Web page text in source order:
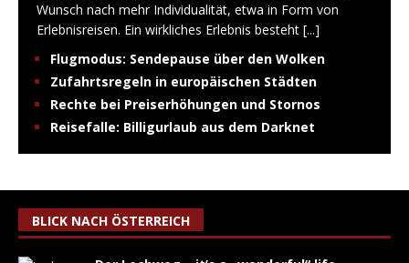
Wunsch nach mehr Individualität, etwa in Form von
Erlebnisreisen. Ein wirkliches Erlebnis besteht [...]
Flugmodus: Sendepause über den Wolken
Zufahrtsregeln in europäischen Städten
Rechte bei Preiserhöhungen und Stornos
Reisefalle: Billigurlaub aus dem Darknet
BLICK NACH ÖSTERREICH